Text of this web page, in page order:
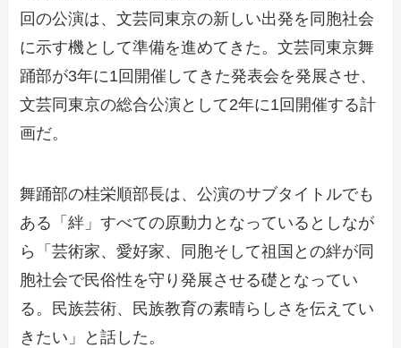
回の公演は、文芸同東京の新しい出発を同胞社会
に示す機として準備を進めてきた。文芸同東京舞
踊部が3年に1回開催してきた発表会を発展させ、
文芸同東京の総合公演として2年に1回開催する計
画だ。
舞踊部の桂栄順部長は、公演のサブタイトルでも
ある「絆」すべての原動力となっているとしなが
ら「芸術家、愛好家、同胞そして祖国との絆が同
胞社会で民俗性を守り発展させる礎となってい
る。民族芸術、民族教育の素晴らしさを伝えてい
きたい」と話した。